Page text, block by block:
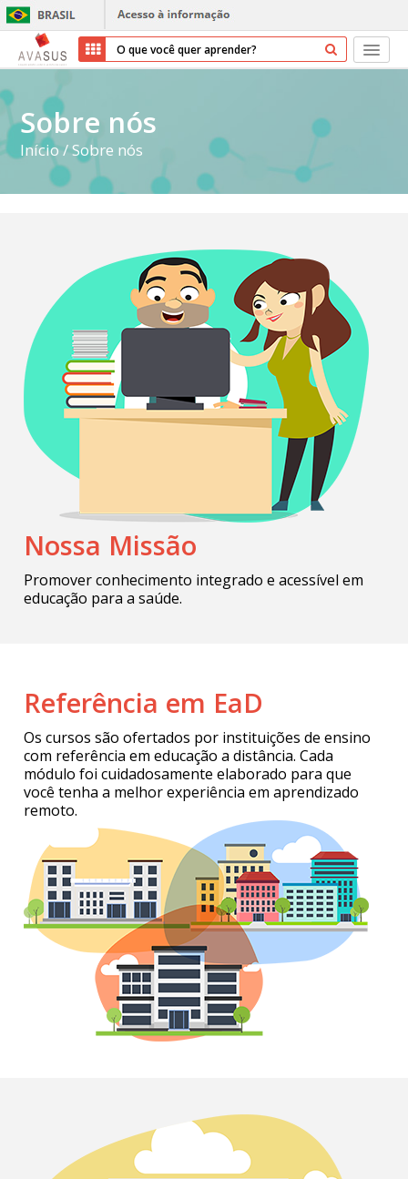
Cursos
Parceiros
Transparência
Ajuda
Cadastrar
Sobre nós
Início/Sobre nós
Nossa Missão
Promover conhecimento integrado e acessível em
educação para a saúde.
Referência em EaD
Os cursos são ofertados por instituições de ensino
com referência em educação a distância. Cada
módulo foi cuidadosamente elaborado para que
você tenha a melhor experiência em aprendizado
remoto.